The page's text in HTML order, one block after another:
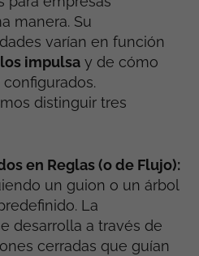
manera. Su
varían en función
impulsa y de cómo
distinguir tres
en Reglas (o de Flujo):
un guion o un árbol
La
desarrolla a través de
cerradas que guían